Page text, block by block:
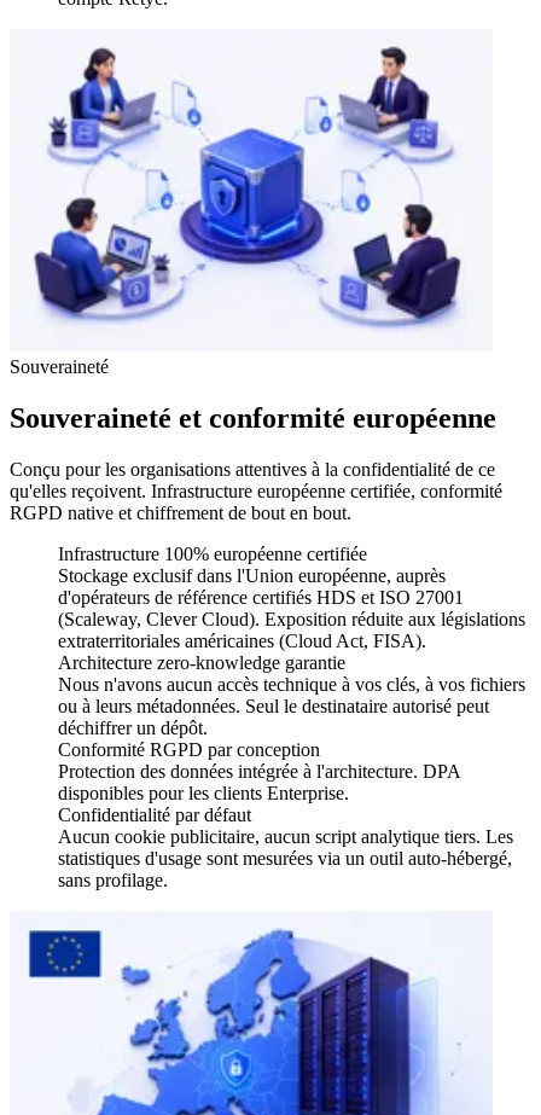
Souveraineté
Souveraineté et conformité européenne
Conçu pour les organisations attentives à la confidentialité de ce
qu'elles reçoivent. Infrastructure européenne certifiée, conformité
RGPD native et chiffrement de bout en bout.
Infrastructure 100% européenne certifiée
Stockage exclusif dans l'Union européenne, auprès
d'opérateurs de référence certifiés HDS et ISO 27001
(Scaleway, Clever Cloud). Exposition réduite aux législations
extraterritoriales américaines (Cloud Act, FISA).
Architecture zero-knowledge garantie
Nous n'avons aucun accès technique à vos clés, à vos fichiers
ou à leurs métadonnées. Seul le destinataire autorisé peut
déchiffrer un dépôt.
Conformité RGPD par conception
Protection des données intégrée à l'architecture. DPA
disponibles pour les clients Enterprise.
Confidentialité par défaut
Aucun cookie publicitaire, aucun script analytique tiers. Les
statistiques d'usage sont mesurées via un outil auto-hébergé,
sans profilage.